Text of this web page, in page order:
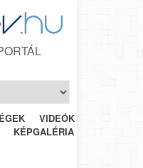
VIDEÓK
HÉTRŐL-
KÉPGALÉRIA